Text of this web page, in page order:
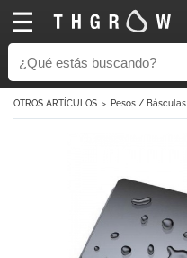
OTROS ARTÍCULOS Pesos / Básculas